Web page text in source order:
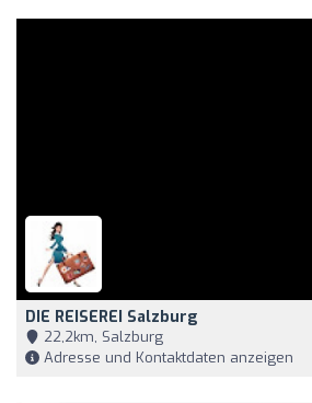
DIE REISEREI Salzburg
22,2km, Salzburg
Adresse und Kontaktdaten anzeigen